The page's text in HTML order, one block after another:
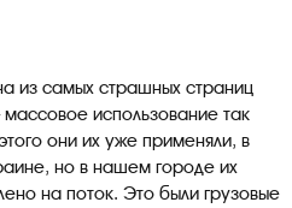
из самых страшных страниц
использование так
они их уже применяли, в
но в нашем городе их
на поток. Это были грузовые